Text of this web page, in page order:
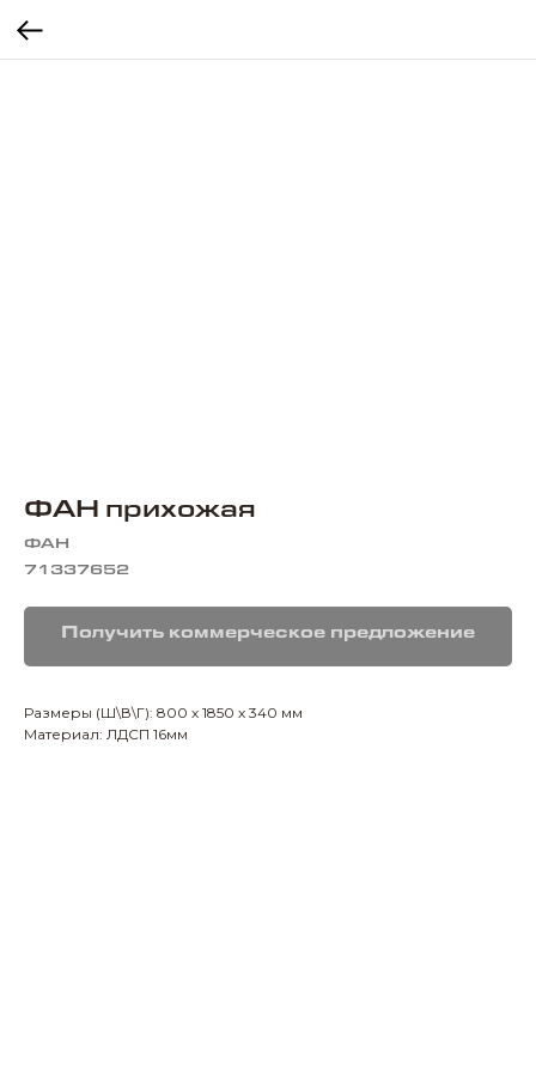
ФАН прихожая
ФАН
71337652
Получить коммерческое предложение
Размеры (Ш\В\Г): 800 х 1850 х 340 мм
Материал: ЛДСП 16мм